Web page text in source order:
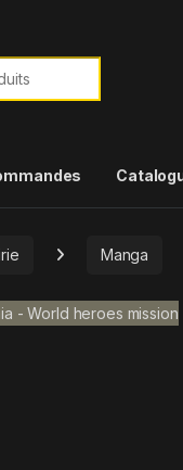
Manga